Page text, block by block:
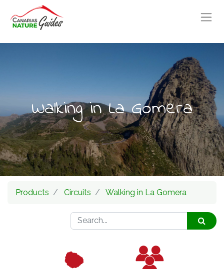
Walking in La Gomera
Products Circuits Walking in La Gomera